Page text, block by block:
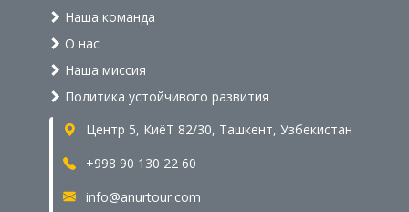
Наша команда
О нас
Наша миссия
Политика устойчивого развития
Центр 5, КиёТ 82/30, Ташкент, Узбекистан
+998 90 130 22 60
info@anurtour.com